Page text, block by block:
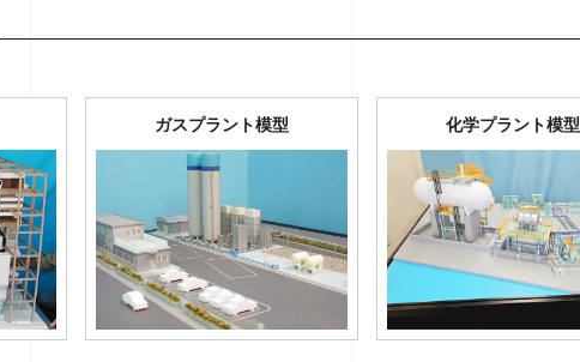
ガスプラント模型 化学プラント模型